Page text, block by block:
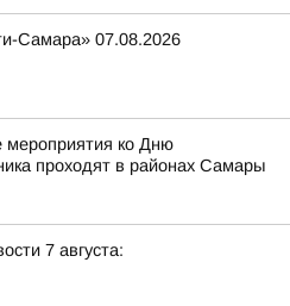
Самара» 07.08.2026
мероприятия ко Дню
проходят в районах Самары
7 августа: